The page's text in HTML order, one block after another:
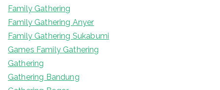
Family Gathering
Family Gathering Anyer
Family Gathering Sukabumi
Games Family Gathering
Gathering
Gathering Bandung